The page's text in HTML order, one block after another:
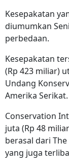
Kesepakatan
diumumkan
perbedaan.
Kesepakatan
(Rp 423 miliar)
Undang
Amerika Serikat.
Conservation
juta (Rp 48
berasal dari
yang juga